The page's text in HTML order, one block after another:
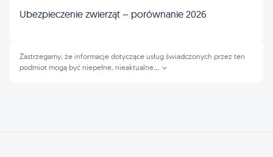
Ubezpieczenie zwierząt – porównanie 2026
Zastrzegamy, że informacje dotyczące usług świadczonych przez ten
podmiot mogą być niepełne, nieaktualne